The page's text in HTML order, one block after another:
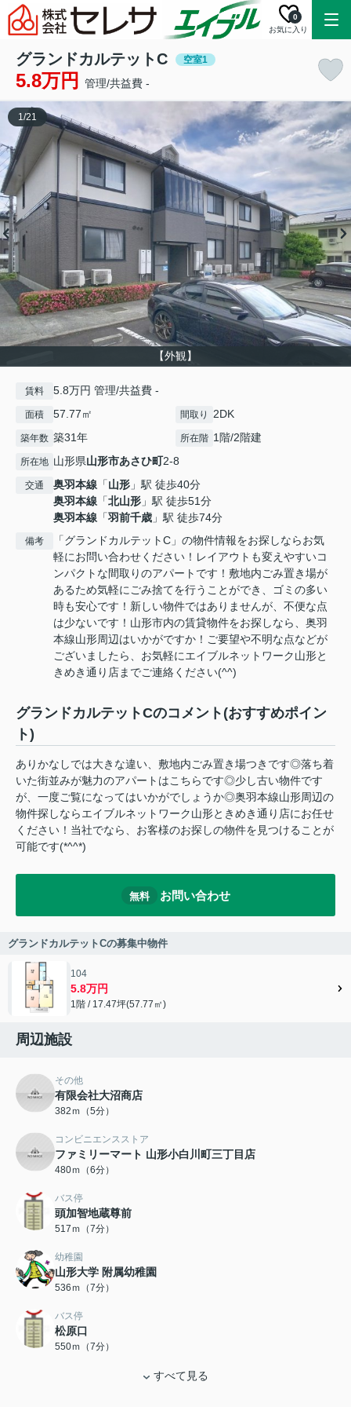
お気に入り
0
グランドカルテットC 空室1
5.8万円 管理/共益費 -
【外観】
1/21
賃料 5.8万円 管理/共益費 -
面積 57.77㎡ 間取り 2DK
築年数 築31年 所在階 1階/2階建
所在地 山形県山形市あさひ町2-8
交通 奥羽本線 「山形 」駅 徒歩40分
奥羽本線 「北山形 」駅 徒歩51分
奥羽本線 「羽前千歳 」駅 徒歩74分
備考
「グランドカルテットC」の物件情報をお探しならお気
軽にお問い合わせください！レイアウトも変えやすいコ
ンパクトな間取りのアパートです！敷地内ごみ置き場が
あるため気軽にごみ捨てを行うことができ、ゴミの多い
時も安心です！新しい物件ではありませんが、不便な点
は少ないです！山形市内の賃貸物件をお探しなら、奥羽
本線山形周辺はいかがですか！ご要望や不明な点などが
ございましたら、お気軽にエイブルネットワーク山形と
きめき通り店までご連絡ください(^^)
グランドカルテットCのコメント(おすすめポイン
ト)
ありかなしでは大きな違い、敷地内ごみ置き場つきです◎落ち着
いた街並みが魅力のアパートはこちらです◎少し古い物件です
が、一度ご覧になってはいかがでしょうか◎奥羽本線山形周辺の
物件探しならエイブルネットワーク山形ときめき通り店にお任せ
ください！当社でなら、お客様のお探しの物件を見つけることが
可能です(*^^*)
無料 お問い合わせ
グランドカルテットCの募集中物件
104
5.8万円
1階 / 17.47坪(57.77㎡)
周辺施設
その他
有限会社大沼商店
382ｍ（5分）
コンビニエンスストア
ファミリーマート 山形小白川町三丁目店
480ｍ（6分）
バス停
頭加智地蔵尊前
517ｍ（7分）
幼稚園
山形大学 附属幼稚園
536ｍ（7分）
バス停
松原口
550ｍ（7分）
すべて見る